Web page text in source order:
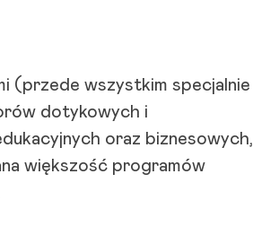
(przede wszystkim specjalnie
dotykowych i
oraz biznesowych,
większość programów